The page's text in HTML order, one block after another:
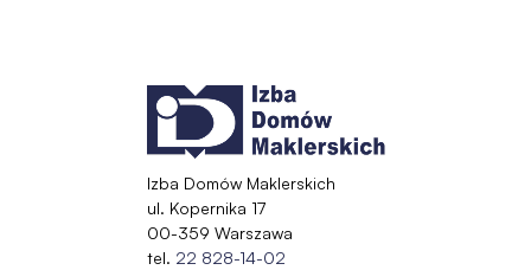
Izba Domów Maklerskich
ul. Kopernika 17
00-359 Warszawa
tel. 22 828-14-02